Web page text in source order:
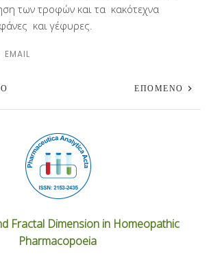
των τροφών και τα κακότεχνα
και γέφυρες.
EMAIL
ΕΠΌΜΕΝΟ
Fractal Dimension in Homeopathic
Pharmacopoeia